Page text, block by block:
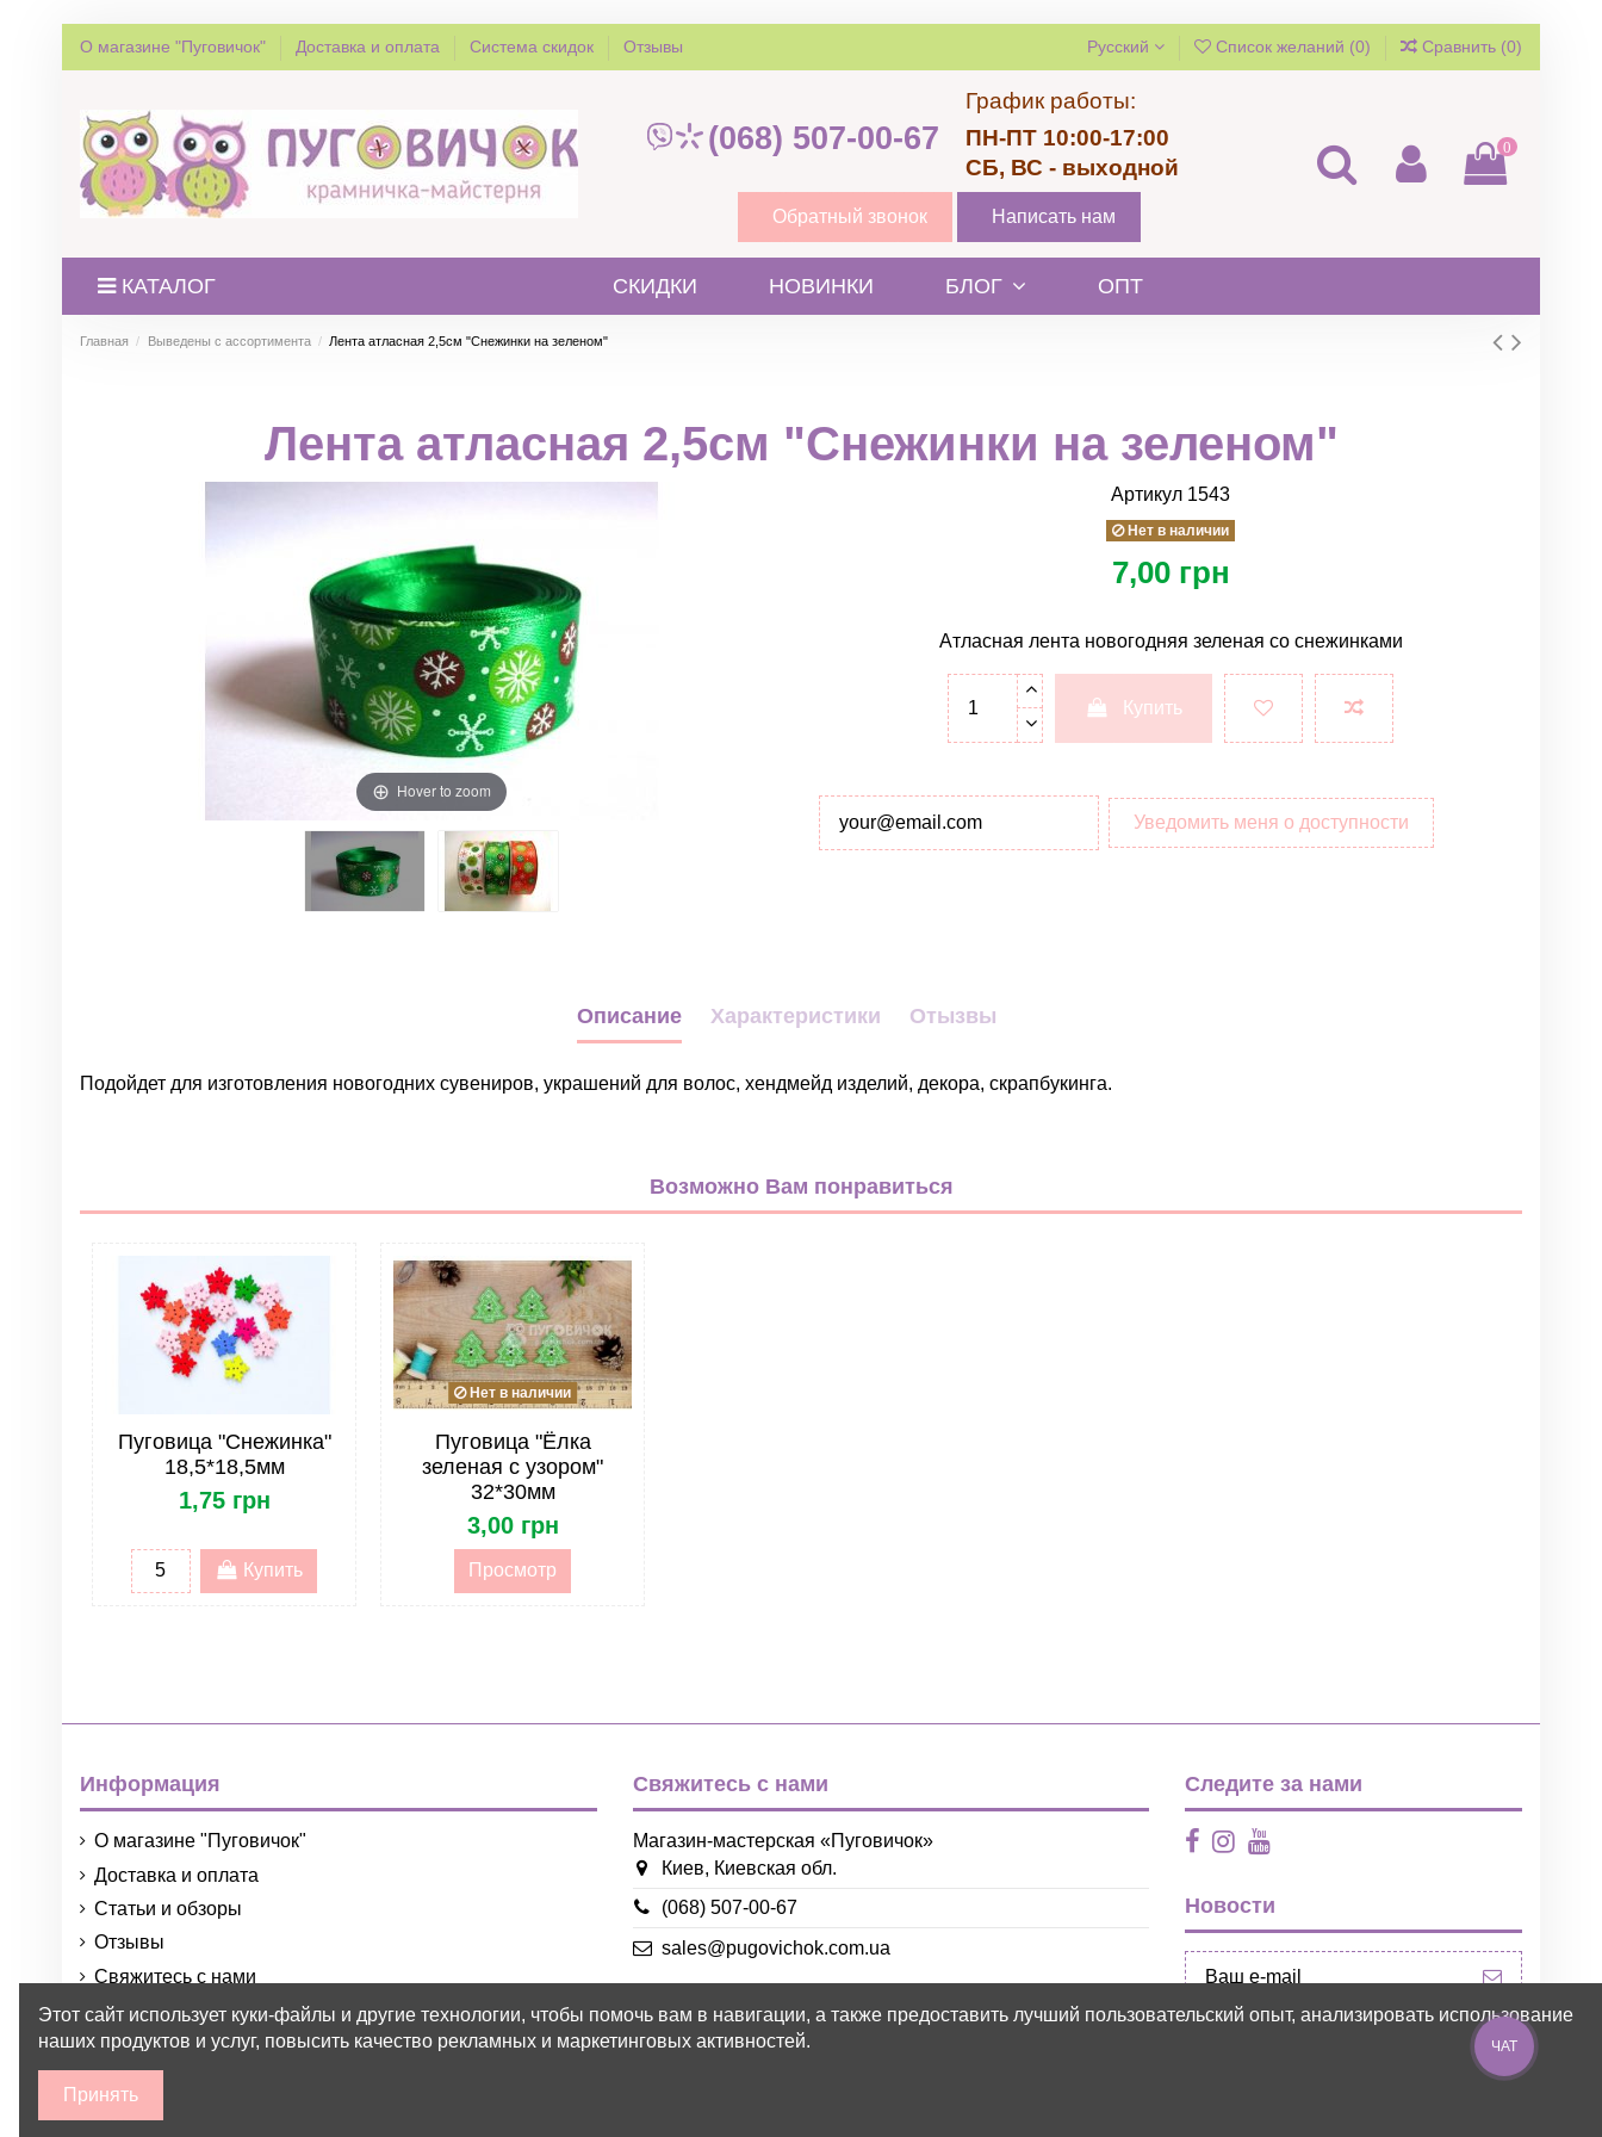
О магазине "Пуговичок" Доставка и оплата Система скидок Отзывы Русский Список желаний (0) Сравнить (0)
(068) 507-00-67
График работы:
ПН-ПТ 10:00-17:00
СБ, ВС - выходной
Обратный звонок Написать нам
0
КАТАЛОГ СКИДКИ НОВИНКИ БЛОГ ОПТ
Главная Выведены с ассортимента Лента атласная 2,5см "Снежинки на зеленом"
Лента атласная 2,5см "Снежинки на зеленом"
Hover to zoom
Артикул 1543
Нет в наличии
7,00 грн
Атласная лента новогодняя зеленая со снежинками
Купить
Уведомить меня о доступности
Описание Характеристики Отызвы
Подойдет для изготовления новогодних сувениров, украшений для волос, хендмейд изделий, декора, скрапбукинга.
Лента. Упаковка
Возможно Вам понравиться
Пуговица "Снежинка"
18,5*18,5мм
1,75 грн
Купить
Нет в наличии
Пуговица "Ёлка
зеленая с узором"
32*30мм
3,00 грн
Просмотр
Информация
О магазине "Пуговичок"
Доставка и оплата
Статьи и обзоры
Отзывы
Свяжитесь с нами
Порядок и условия использования
Свяжитесь с нами
Магазин-мастерская «Пуговичок»
Киев, Киевская обл.
(068) 507-00-67
sales@pugovichok.com.ua
Следите за нами
Новости
2015-2026 © Пуговичок ™
Этот сайт использует куки-файлы и другие технологии, чтобы помочь вам в навигации, а также предоставить лучший пользовательский опыт, анализировать использование
наших продуктов и услуг, повысить качество рекламных и маркетинговых активностей.
Принять
ЧАТ